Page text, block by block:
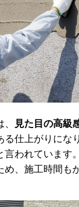
見た目の高級
仕上がりにな
言われています
め、施工時間も